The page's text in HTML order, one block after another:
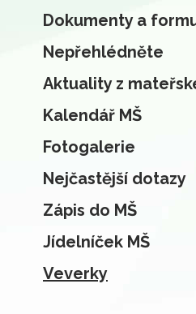
Dokumenty a
Nepřehlédněte
Aktuality z
Kalendář MŠ
Fotogalerie
Nejčastější dotazy
Zápis do MŠ
Jídelníček MŠ
Veverky